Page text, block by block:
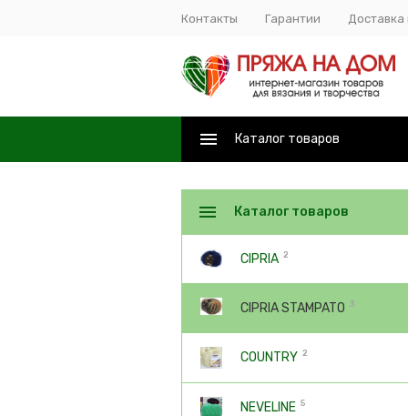
Контакты Гарантии Доставка
Каталог товаров
Каталог товаров
CIPRIA 2
CIPRIA STAMPATO 3
COUNTRY 2
NEVELINE 5